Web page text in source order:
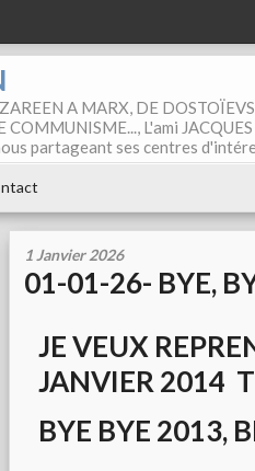
A MARX, DE
COMMUNISME..., L'ami
partageant ses centres
1 Janvier 2026
01-01-26- BYE,
JE VEUX
JANVIER 2014
BYE BYE 2013,